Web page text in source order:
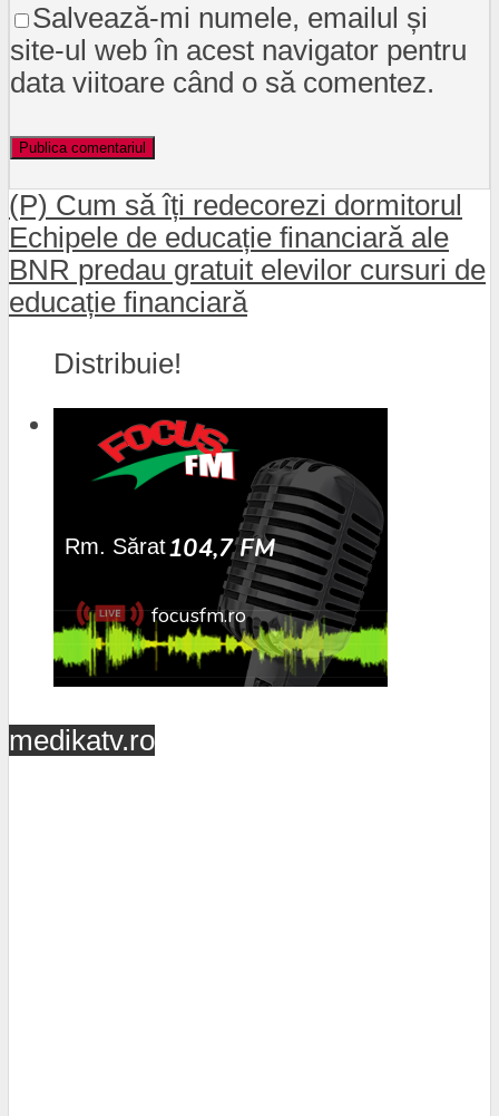
Salvează-mi numele, emailul și
site-ul web în acest navigator pentru
data viitoare când o să comentez.
(P) Cum să îți redecorezi dormitorul
Echipele de educație financiară ale
BNR predau gratuit elevilor cursuri de
educație financiară
Distribuie!
medikatv.ro